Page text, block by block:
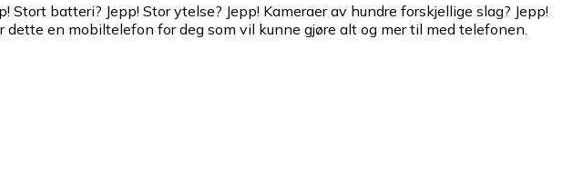
batteri? Jepp! Stor ytelse? Jepp! Kameraer av hundre forskjellige slag? Jepp!
en mobiltelefon for deg som vil kunne gjøre alt og mer til med telefonen.